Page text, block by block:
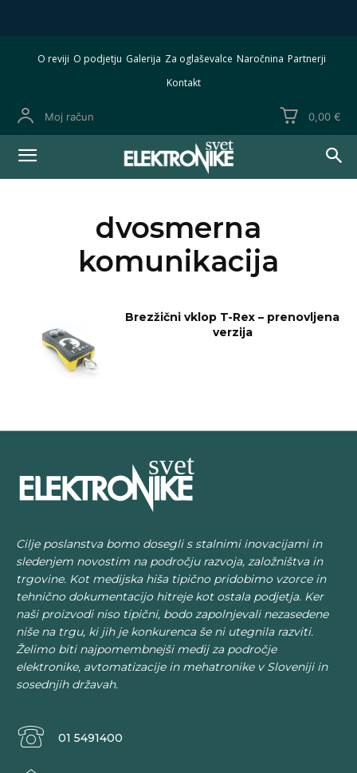
O reviji O podjetju Galerija Za oglaševalce Naročnina Partnerji
Kontakt
Moj račun 0,00 €
dvosmerna
komunikacija
Brezžični vklop T-Rex – prenovljena
verzija
Cilje poslanstva bomo dosegli s stalnimi inovacijami in
sledenjem novostim na področju razvoja, založništva in
trgovine. Kot medijska hiša tipično pridobimo vzorce in
tehnično dokumentacijo hitreje kot ostala podjetja. Ker
naši proizvodi niso tipični, bodo zapolnjevali nezasedene
niše na trgu, ki jih je konkurenca še ni utegnila razviti.
Želimo biti najpomembnejši medij za področje
elektronike, avtomatizacije in mehatronike v Sloveniji in
sosednjih državah.
01 5491400